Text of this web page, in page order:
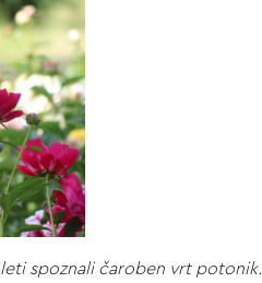
spoznali čaroben vrt potonik.